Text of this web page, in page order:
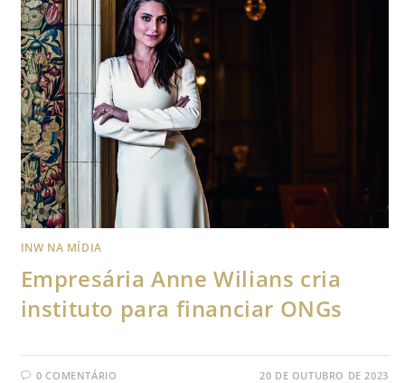
INW NA MÍDIA
Empresária Anne Wilians cria
instituto para financiar ONGs
0 COMENTÁRIO 20 DE OUTUBRO DE 2023